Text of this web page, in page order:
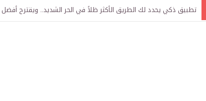
تركيا وسوريا توقعان اتفاقية لإنشاء “الجامعة السورية التركية” في